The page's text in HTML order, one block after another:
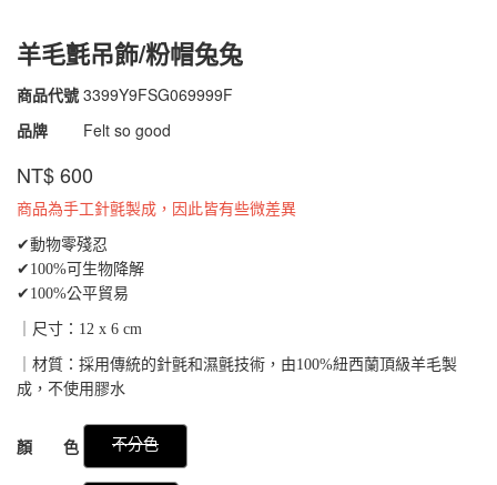
羊毛氈吊飾/粉帽兔兔
商品代號 3399Y9FSG069999F
3399Y9FSG069999F
品牌
Felt so good
NT$600
商品為手工針氈製成，因此皆有些微差異
✔動物零殘忍
✔100%可生物降解
✔100%公平貿易
｜尺寸：12 x 6 cm
｜材質：採用傳統的針氈和濕氈技術，由100%紐西蘭頂級羊毛製
成，不使用膠水
GOODS000000000000048181512
顏 色 不分色